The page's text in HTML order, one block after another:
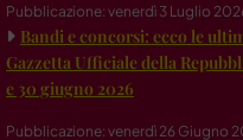
Pubblicazione: venerdì 3 Luglio
Bandi e concorsi: ecco le
Gazzetta Ufficiale della
e 30 giugno 2026
Pubblicazione: venerdì 26 Giugno